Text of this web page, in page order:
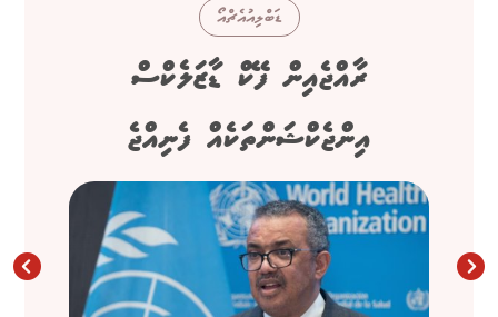
ޑަބްލިއުއެޗްއޯ
ރާއްޖެއިން ފޭކް ޑާޒަލެކްސް
އިންޖެކްޝަންތަކެއް ފެނިއްޖެ